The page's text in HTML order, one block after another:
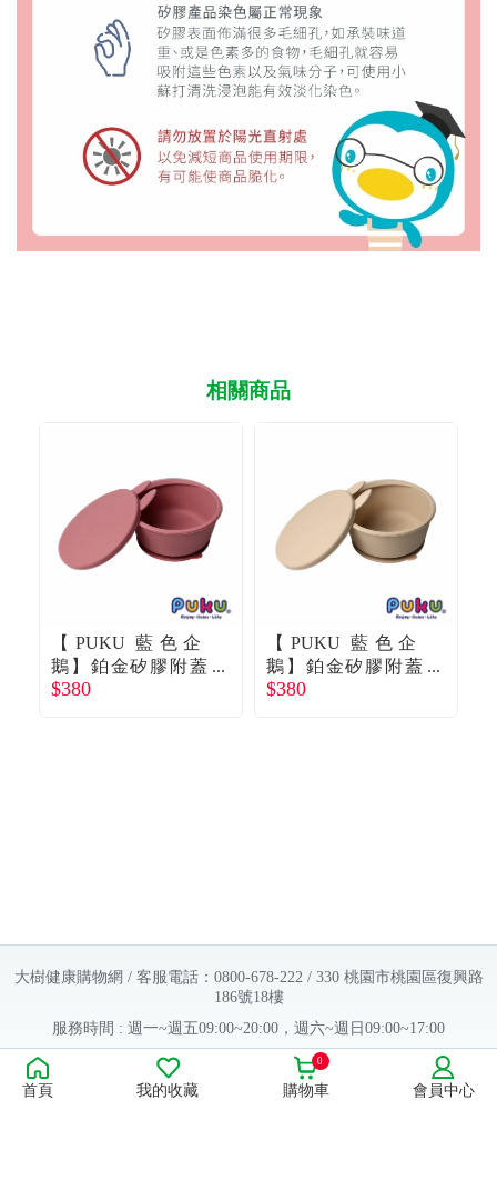
相關商品
【PUKU 藍色企
鵝】鉑金矽膠附蓋
吸盤碗 杏粉
$380
【PUKU 藍色企
鵝】鉑金矽膠附蓋
吸盤碗 司康
$380
大樹健康購物網 / 客服電話：0800-678-222 / 330 桃園市桃園區復興路
186號18樓
服務時間 : 週一~週五09:00~20:00，週六~週日09:00~17:00
Copyright © 2016 大樹連鎖藥局. All Rights Reserved.
販售業者資料：
首頁 我的收藏 購物車
0
會員中心